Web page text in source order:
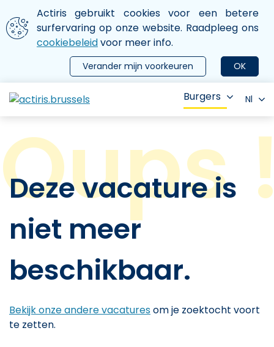
Aller au contenu principal
We gebruiken cookies
Actiris gebruikt cookies voor een betere
surfervaring op onze website. Raadpleeg ons
cookiebeleidvoor meer info.
OK
Verander mijn voorkeuren
le menu
Burgers Nl
Deze vacature is
niet meer
beschikbaar.
Bekijk onze andere vacaturesom je zoektocht voort
te zetten.